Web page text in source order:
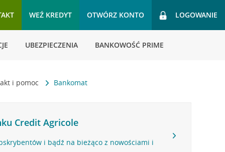
WEŹ KREDYT OTWÓRZ KONTO LOGOWANIE
UBEZPIECZENIA BANKOWOŚĆ PRIME
i pomoc Bankomat
Credit Agricole
i bądź na bieżąco z nowościami i